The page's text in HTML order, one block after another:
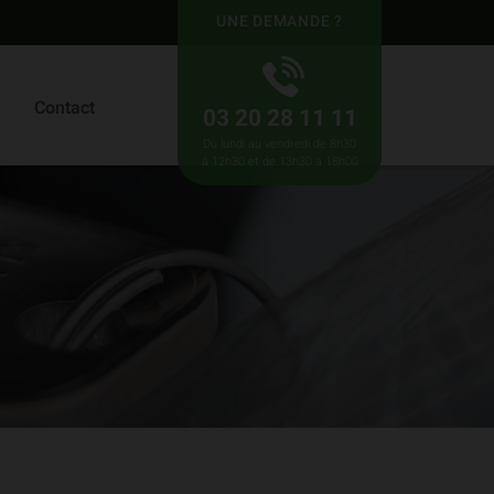
UNE DEMANDE ?
03 20 28 11 11
Du lundi au vendredi de 8h30
à 12h30 et de 13h30 à 18h00
Contact